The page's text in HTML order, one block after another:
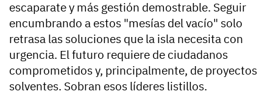
escaparate y más gestión demostrable. Seguir
encumbrando a estos "mesías del vacío" solo
retrasa las soluciones que la isla necesita con
urgencia. El futuro requiere de ciudadanos
comprometidos y, principalmente, de proyectos
solventes. Sobran esos líderes listillos.